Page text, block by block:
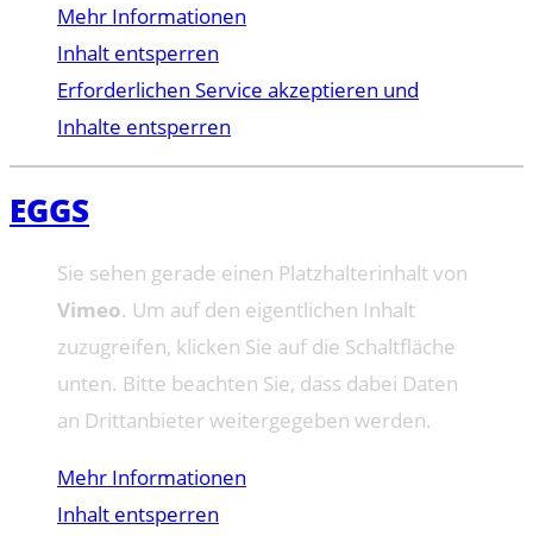
Mehr Informationen
Inhalt entsperren
Erforderlichen Service akzeptieren und
Inhalte entsperren
EGGS
Sie sehen gerade einen Platzhalterinhalt von
Vimeo. Um auf den eigentlichen Inhalt
zuzugreifen, klicken Sie auf die Schaltfläche
unten. Bitte beachten Sie, dass dabei Daten
an Drittanbieter weitergegeben werden.
Mehr Informationen
Inhalt entsperren